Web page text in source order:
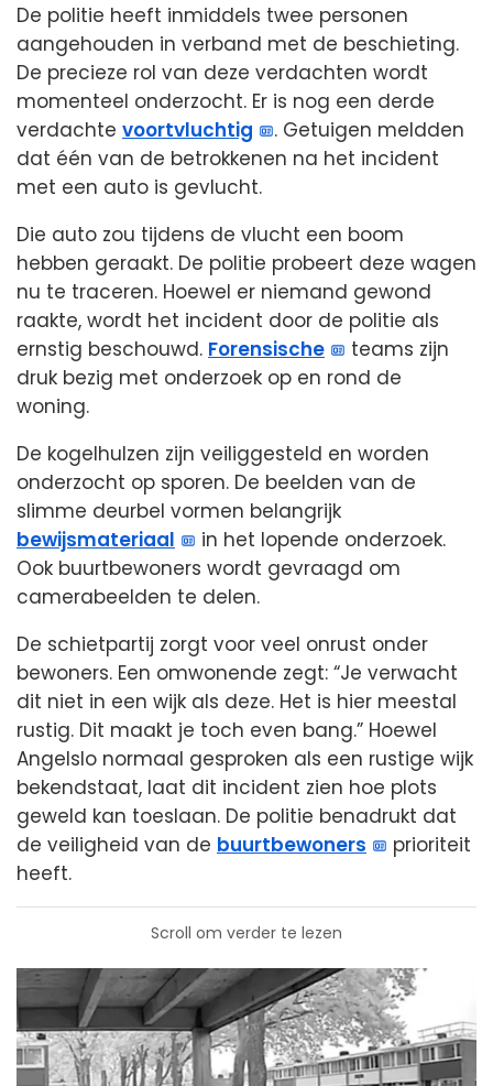
De politie heeft inmiddels twee personen
aangehouden in verband met de beschieting.
De precieze rol van deze verdachten wordt
momenteel onderzocht. Er is nog een derde
verdachte voortvluchtig
. Getuigen meldden
dat één van de betrokkenen na het incident
met een auto is gevlucht.
Die auto zou tijdens de vlucht een boom
hebben geraakt. De politie probeert deze wagen
nu te traceren. Hoewel er niemand gewond
raakte, wordt het incident door de politie als
ernstig beschouwd. Forensische
teams zijn
druk bezig met onderzoek op en rond de
woning.
De kogelhulzen zijn veiliggesteld en worden
onderzocht op sporen. De beelden van de
slimme deurbel vormen belangrijk
bewijsmateriaal
in het lopende onderzoek.
Ook buurtbewoners wordt gevraagd om
camerabeelden te delen.
De schietpartij zorgt voor veel onrust onder
bewoners. Een omwonende zegt: “Je verwacht
dit niet in een wijk als deze. Het is hier meestal
rustig. Dit maakt je toch even bang.” Hoewel
Angelslo normaal gesproken als een rustige wijk
bekendstaat, laat dit incident zien hoe plots
geweld kan toeslaan. De politie benadrukt dat
de veiligheid van de buurtbewoners
prioriteit
heeft.
Scroll om verder te lezen